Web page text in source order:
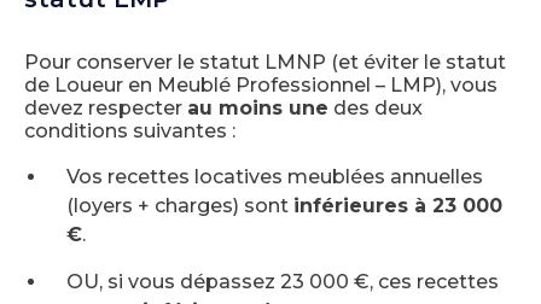
Pour conserver le statut LMNP (et éviter le statut
de Loueur en Meublé Professionnel – LMP), vous
devez respecter au moins une des deux
conditions suivantes :
Vos recettes locatives meublées annuelles
(loyers + charges) sont inférieures à 23 000
€.
OU, si vous dépassez 23 000 €, ces recettes